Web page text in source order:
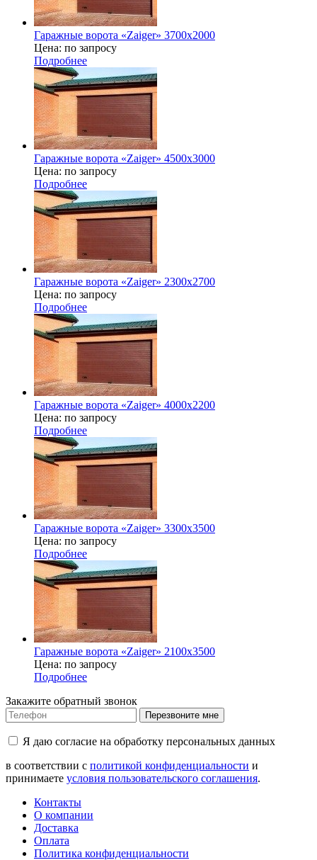
Гаражные ворота «Zaiger» 3700х2000
Цена: по запросу
Подробнее
Гаражные ворота «Zaiger» 4500x3000
Цена: по запросу
Подробнее
Гаражные ворота «Zaiger» 2300x2700
Цена: по запросу
Подробнее
Гаражные ворота «Zaiger» 4000х2200
Цена: по запросу
Подробнее
Гаражные ворота «Zaiger» 3300х3500
Цена: по запросу
Подробнее
Гаражные ворота «Zaiger» 2100х3500
Цена: по запросу
Подробнее
Закажите обратный звонок
Перезвоните мне
Я даю согласие на обработку персональных данных
в соответствии с политикой конфиденциальности и
принимаете условия пользовательского соглашения.
Контакты
О компании
Доставка
Оплата
Политика конфиденциальности